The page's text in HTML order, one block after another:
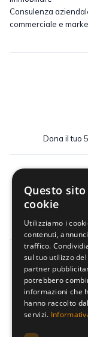
Consulenza
commerciale e
Dona il tuo
Questo
cookie
Utilizziamo i
contenuti,
traffico.
sul tuo utilizzo
partner
potrebbero
informazioni che
hanno raccolto
servizi.